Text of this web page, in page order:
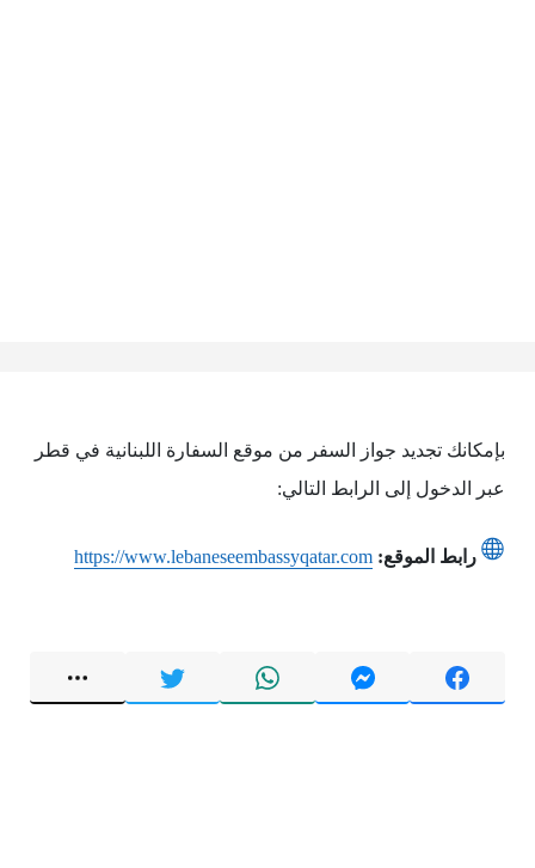
بإمكانك تجديد جواز السفر من موقع السفارة اللبنانية في قطر
عبر الدخول إلى الرابط التالي:
رابط الموقع: https://www.lebaneseembassyqatar.com